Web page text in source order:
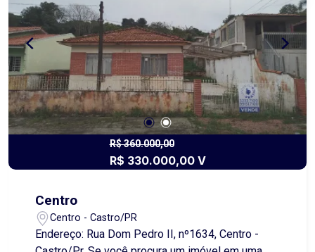
Localização privilegiada, em rua de grande fluxo;
* Forte potencial de valorização; * Diversas
possibilidades de reforma e adequação para uso
comercial; * Ideal para clínicas, escritórios, lojas,
prestadores de serviços e investidores. Invista
em um imóvel que reúne localização,
versatilidade e excelente potencial de retorno.
Entre em contato para mais informações e
agende uma visita!R$ 360.000,00
R$ 330.000,00 V
Centro
Centro - Castro/PR
Endereço: Rua Dom Pedro II, nº1634, Centro -